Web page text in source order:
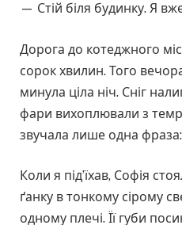
— Стій біля будинку. Я
Дорога до котеджного
сорок хвилин. Того
минула ціла ніч. Сніг
фари вихоплювали з
звучала лише одна
Коли я під’їхав, Софія
ґанку в тонкому сірому
одному плечі. Її губи